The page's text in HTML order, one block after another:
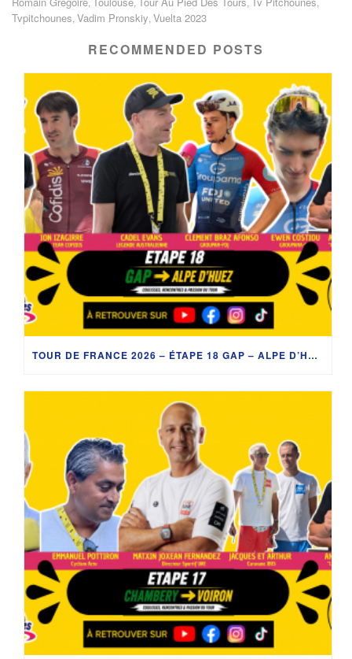
Tvpitchounes Vadim Pronskiy Vuelta 2023
RECOMMENDED POSTS
TOUR DE FRANCE 2026 – ÉTAPE 18 GAP – ALPE D’HUEZ : CADEL EVANS, ION IZAGIRRE, TUDOR, GROUPAMA-FDJ ET LES ANECDOTES DE DÉDÉ